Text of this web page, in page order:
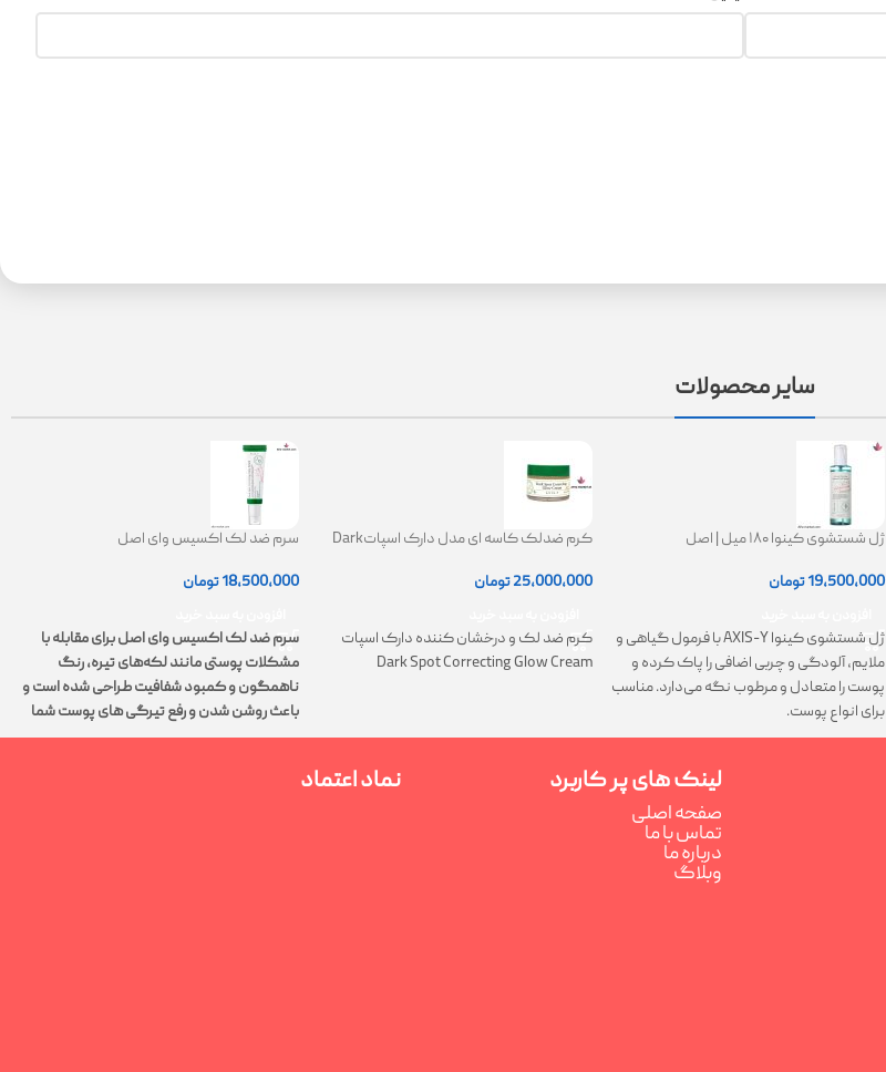
سایر محصولات
ژل شستشوی کینوا ۱۸۰ میل | اصل
19,500,000تومان
ژل شستشوی کینوا AXIS-Y با فرمول گیاهی و
ملایم، آلودگی و چربی اضافی را پاک کرده و
پوست را متعادل و مرطوب نگه می‌دارد. مناسب
برای انواع پوست.
کرم ضدلک کاسه ای مدل دارک اسپاتDark
25,000,000تومان
کرم ضد لک و درخشان کننده دارک اسپات
Dark Spot Correcting Glow Cream
سرم ضد لک اکسیس وای اصل
18,500,000تومان
سرم ضد لک اکسیس وای اصل برای مقابله با
مشکلات پوستی مانند لکه‌های تیره، رنگ
ناهمگون و کمبود شفافیت طراحی شده است و
باعث روشن شدن و رفع تیرگی های پوست شما
می‌شود.
لینک های پر کاربرد
صفحه اصلی
تماس با ما
درباره ما
وبلاگ
نماد اعتماد